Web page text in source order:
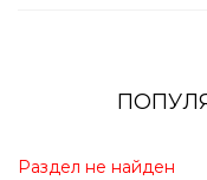
Раздел не найден